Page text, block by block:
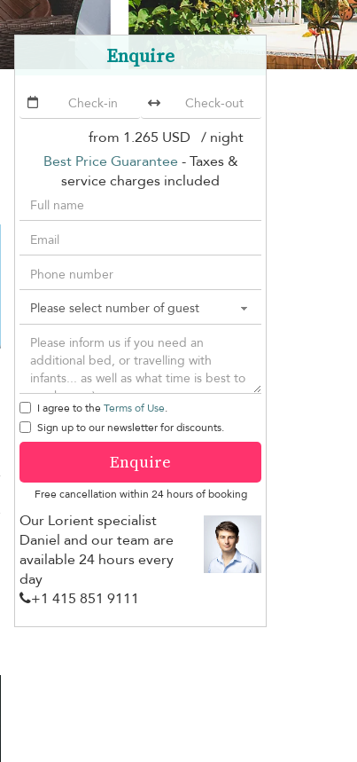
Enquire
from 1.265 USD / night
Best Price Guarantee - Taxes &
service charges included
I agree to the Terms of Use.
Sign up to our newsletter for discounts.
Enquire
Free cancellation within 24 hours of booking
Our Lorient specialist
Daniel and our team are
available 24 hours every
day
+1 ​415 851 9111